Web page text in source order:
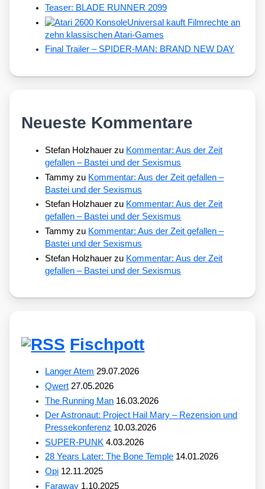
Teaser: BLADE RUNNER 2099
Universal kauft Filmrechte an
zehn klassischen Atari-Games
Final Trailer – SPIDER-MAN: BRAND NEW DAY
Neueste Kommentare
Stefan Holzhauer zu Kommentar: Aus der Zeit
gefallen – Bastei und der Sexismus
Tammy zu Kommentar: Aus der Zeit gefallen –
Bastei und der Sexismus
Stefan Holzhauer zu Kommentar: Aus der Zeit
gefallen – Bastei und der Sexismus
Tammy zu Kommentar: Aus der Zeit gefallen –
Bastei und der Sexismus
Stefan Holzhauer zu Kommentar: Aus der Zeit
gefallen – Bastei und der Sexismus
Fischpott
Langer Atem 29.07.2026
Qwert 27.05.2026
The Running Man 16.03.2026
Der Astronaut: Project Hail Mary – Rezension und
Pressekonferenz 10.03.2026
SUPER-PUNK 4.03.2026
28 Years Later: The Bone Temple 14.01.2026
Opi 12.11.2025
Faraway 1.10.2025